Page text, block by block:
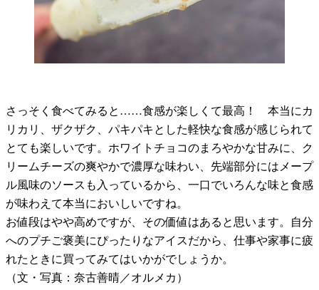
さっそく食べてみると……食感が楽しくて最高！ 本当にカ
リカリ、ザクザク、パキパキとした軽快な食感が感じられて
とても楽しいです。ホワイトチョコのまろやかな甘みに、ク
リームチーズの爽やかで濃厚な味わい、先端部分にはメープ
ル風味のソースも入っているから、一口でいろんな味と食感
が味わえて本当においしいですね。
お値段はやや高めですが、その価値はあると思います。自分
へのプチご褒美にぴったりなアイスだから、仕事や家事に疲
れたときに買ってみてはいかがでしょうか。
（文・写真：奈古善晴／オルメカ）